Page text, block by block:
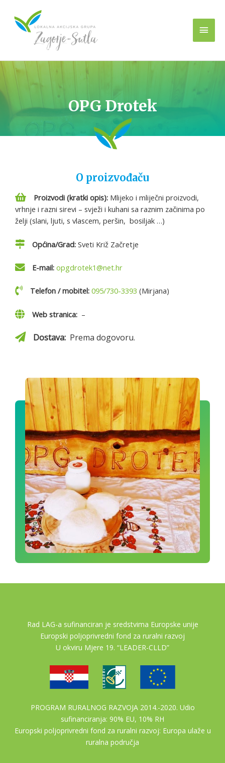
OPG Drotek
O proizvođaču
Proizvodi (kratki opis): Mlijeko i mliječni proizvodi,
vrhnje i razni sirevi – svježi i kuhani sa raznim začinima po
želji (slani, ljuti, s vlascem, peršin, bosiljak …)
Općina/Grad: Sveti Križ Začretje
E-mail: opgdrotek1@net.hr
Telefon / mobitel: 095/730-3393 (Mirjana)
Web stranica: –
Dostava: Prema dogovoru.
Rad LAG-a sufinanciran je sredstvima Europske unije
Europski poljoprivredni fond za ruralni razvoj
U okviru Mjere 19. “LEADER-CLLD”
PROGRAM RURALNOG RAZVOJA 2014.-2020. Udio
sufinanciranja: 90% EU, 10% RH
Europski poljoprivredni fond za ruralni razvoj: Europa ulaže u
ruralna područja